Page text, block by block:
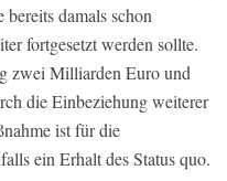
damals schon
fortgesetzt werden sollte.
zwei Milliarden Euro und
die Einbeziehung weiterer
ist für die
ein Erhalt des Status quo.